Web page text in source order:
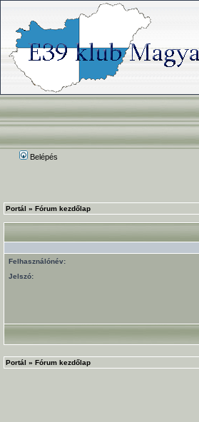
Belépés
Portál » Fórum kezdőlap
Felhasználónév:
Jelszó:
Portál » Fórum kezdőlap